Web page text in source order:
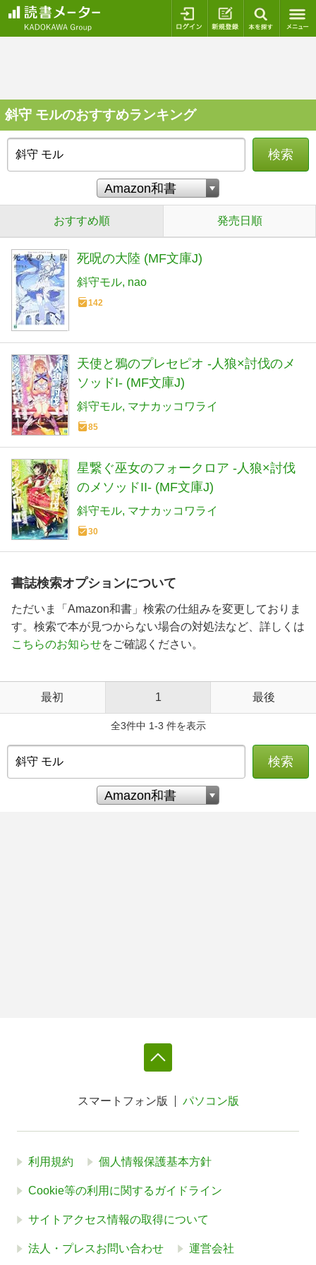
ログイン 新規登録
斜守 モルのおすすめランキング
検索
おすすめ順 発売日順
死呪の大陸 (MF文庫J)
斜守モル nao
142
天使と鴉のプレセピオ -人狼×討伐のメ
ソッドI- (MF文庫J)
斜守モル マナカッコワライ
85
星繋ぐ巫女のフォークロア ‐人狼×討伐
のメソッドII‐ (MF文庫J)
斜守モル マナカッコワライ
30
書誌検索オプションについて
ただいま「Amazon和書」検索の仕組みを変更しておりま
す。検索で本が見つからない場合の対処法など、詳しくは
こちらのお知らせをご確認ください。
最初 1 最後
全3件中 1-3 件を表示
検索
スマートフォン版 パソコン版
利用規約 個人情報保護基本方針
Cookie等の利用に関するガイドライン
サイトアクセス情報の取得について
法人・プレスお問い合わせ 運営会社